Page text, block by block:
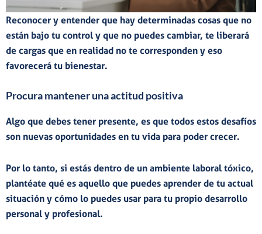
Reconocer y entender que hay determinadas cosas que no
están bajo tu control y que no puedes cambiar, te liberará
de cargas que en realidad no te corresponden y eso
favorecerá tu bienestar.
Procura mantener una actitud positiva
Algo que debes tener presente, es que todos estos desafíos
son nuevas oportunidades en tu vida para poder crecer.
Por lo tanto, si estás dentro de un ambiente laboral tóxico,
plantéate qué es aquello que puedes aprender de tu actual
situación y cómo lo puedes usar para tu propio desarrollo
personal y profesional.